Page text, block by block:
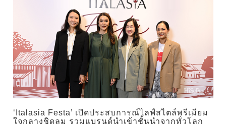
‘Italasia Festa’ เปิดประสบการณ์ไลฟ์สไตล์พรีเมียม
ใจกลางชิดลม รวมแบรนด์นำเข้าชั้นนำจากทั่วโลก